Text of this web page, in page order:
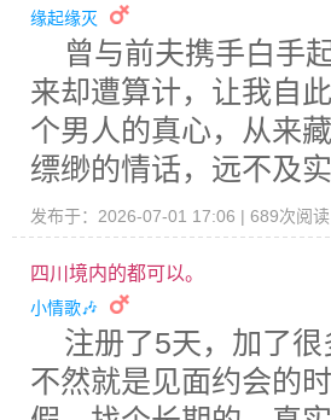
缘起缘灭
曾与前夫携手白手
来却遭算计，让我自
个男人的真心，从来
缥缈的情话，远不及
发布于：2026-07-01 17:06 | 689次阅读
四川境内的都可以。
小情歌🎶
注册了5天，加了
不然就是见面约会的